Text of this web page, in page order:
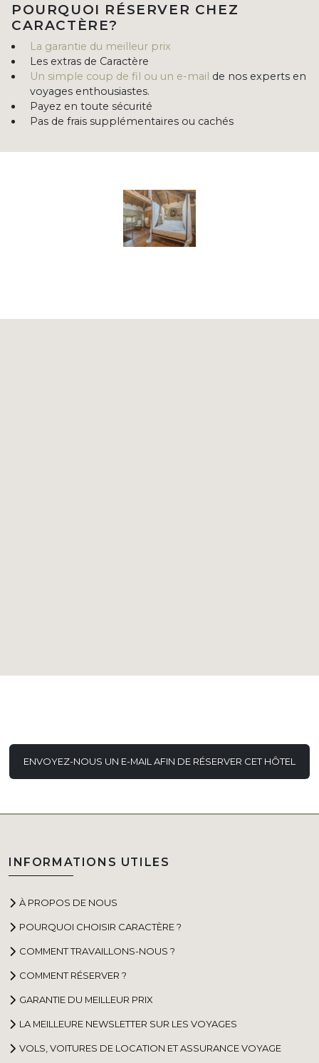
POURQUOI RÉSERVER CHEZ
CARACTÈRE?
La garantie du meilleur prix
Les extras de Caractère
Un simple coup de fil ou un e-mail de nos experts en
voyages enthousiastes.
Payez en toute sécurité
Pas de frais supplémentaires ou cachés
ENVOYEZ-NOUS UN E-MAIL AFIN DE RÉSERVER CET HÔTEL
INFORMATIONS UTILES
À PROPOS DE NOUS
POURQUOI CHOISIR CARACTÈRE ?
COMMENT TRAVAILLONS-NOUS ?
COMMENT RÉSERVER ?
GARANTIE DU MEILLEUR PRIX
LA MEILLEURE NEWSLETTER SUR LES VOYAGES
VOLS, VOITURES DE LOCATION ET ASSURANCE VOYAGE